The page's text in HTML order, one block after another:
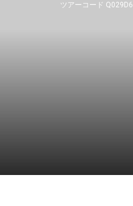
ツアーコード Q029D6